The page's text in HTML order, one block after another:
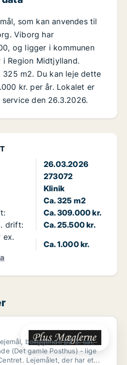
26.03.2026
273072
Klinik
Ca. 325 m2
Ca. 309.000 kr.
drift:
Ca. 25.500 kr.
ex.
Ca. 1.000 kr.
som kan anvendes til
Viborg har
og ligger i kommunen
Region Midtjylland.
m2. Du kan leje dette
kr. per år. Lokalet er
den 26.3.2026.
beliggende på 3. sal,
(Det gamle Posthus) - lige
overfor Sct. Mathias Centret. Lejemålet, der har et...